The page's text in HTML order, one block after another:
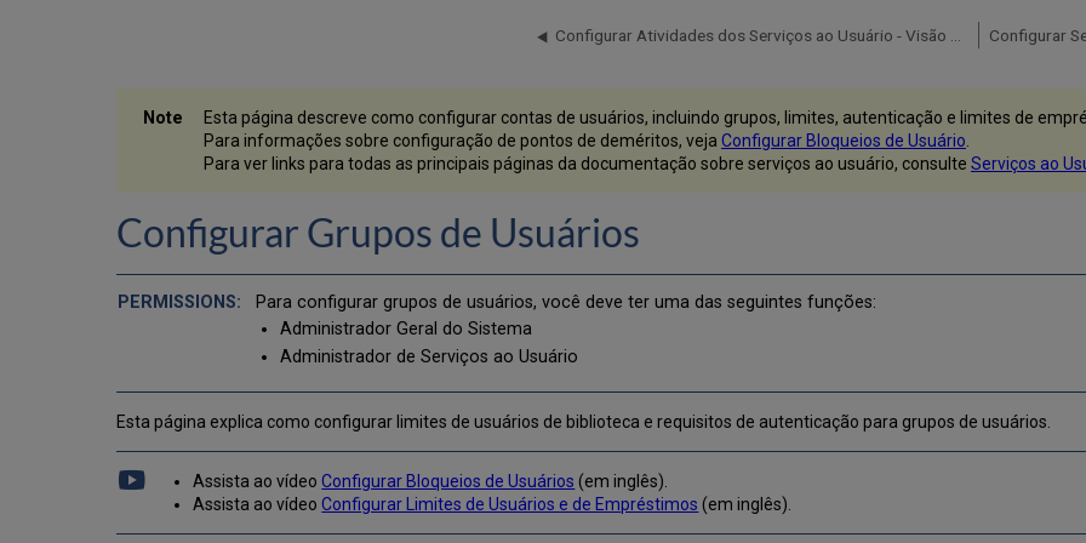
Configurar
Esta página descreve como configurar contas de usuários, incluindo grupos, limites, autenticação e limites de
Para informações sobre configuração de pontos de deméritos, veja Configurar Bloqueios de Usuário
Para ver links para todas as principais páginas da documentação sobre serviços ao usuário, consulte Serviços ao
Configurar Grupos de Usuários
Para configurar grupos de usuários, você deve ter uma das seguintes funções:
Administrador Geral do Sistema
Administrador de Serviços ao Usuário
Esta página explica como configurar limites de usuários de biblioteca e requisitos de autenticação para grupos de usuários.
Assista ao vídeoConfigurar Bloqueios de Usuários (em inglês).
Assista ao vídeoConfigurar Limites de Usuários e de Empréstimos (em inglês).